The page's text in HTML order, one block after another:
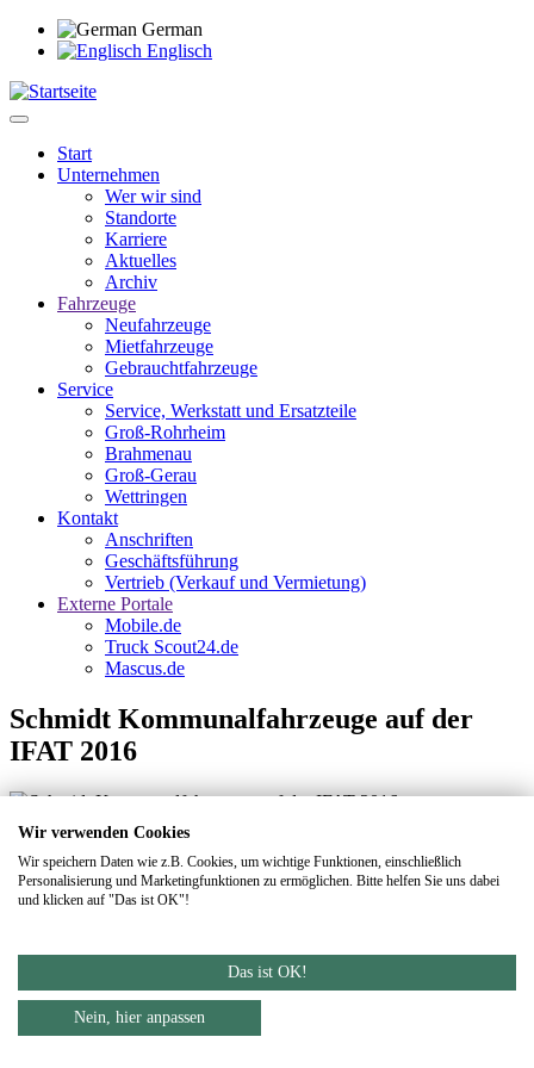
Direkt
zum
German
Englisch
Main
Start
Unternehmen
Wer wir sind
Standorte
Karriere
Aktuelles
Archiv
Fahrzeuge
Neufahrzeuge
Mietfahrzeuge
Gebrauchtfahrzeuge
Service
Service, Werkstatt und Ersatzteile
Groß-Rohrheim
Brahmenau
Groß-Gerau
Wettringen
Kontakt
Anschriften
Geschäftsführung
Vertrieb (Verkauf und Vermietung)
Externe Portale
Mobile.de
Truck Scout24.de
Mascus.de
Schmidt Kommunalfahrzeuge auf der
IFAT 2016
Schmidt_Kommunal_auf_der_IFAT_2016.pdf
Zurück zur Übersicht
Wir verwenden Cookies
Wir speichern Daten wie z.B. Cookies, um wichtige Funktionen, einschließlich
Personalisierung und Marketingfunktionen zu ermöglichen. Bitte helfen Sie uns dabei
und klicken auf "Das ist OK"!
Das ist OK!
Nein, hier anpassen